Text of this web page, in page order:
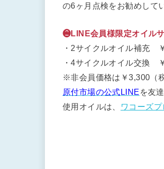
の6ヶ月点検をお勧めして
❷LINE会員様限定オイル
・2サイクルオイル補充
・4サイクルオイル交換
※非会員価格は￥3,300（税
原付市場の公式LINE を友
使用オイルは、
ワコーズ